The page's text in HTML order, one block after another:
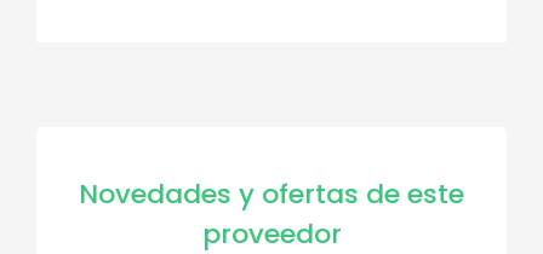
Novedades y ofertas de este
proveedor